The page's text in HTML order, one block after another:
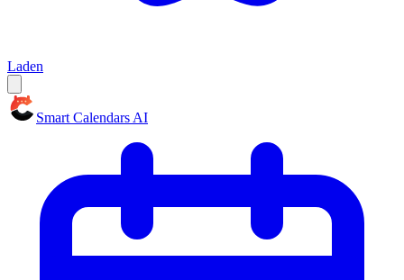
Laden
Smart Calendars AI